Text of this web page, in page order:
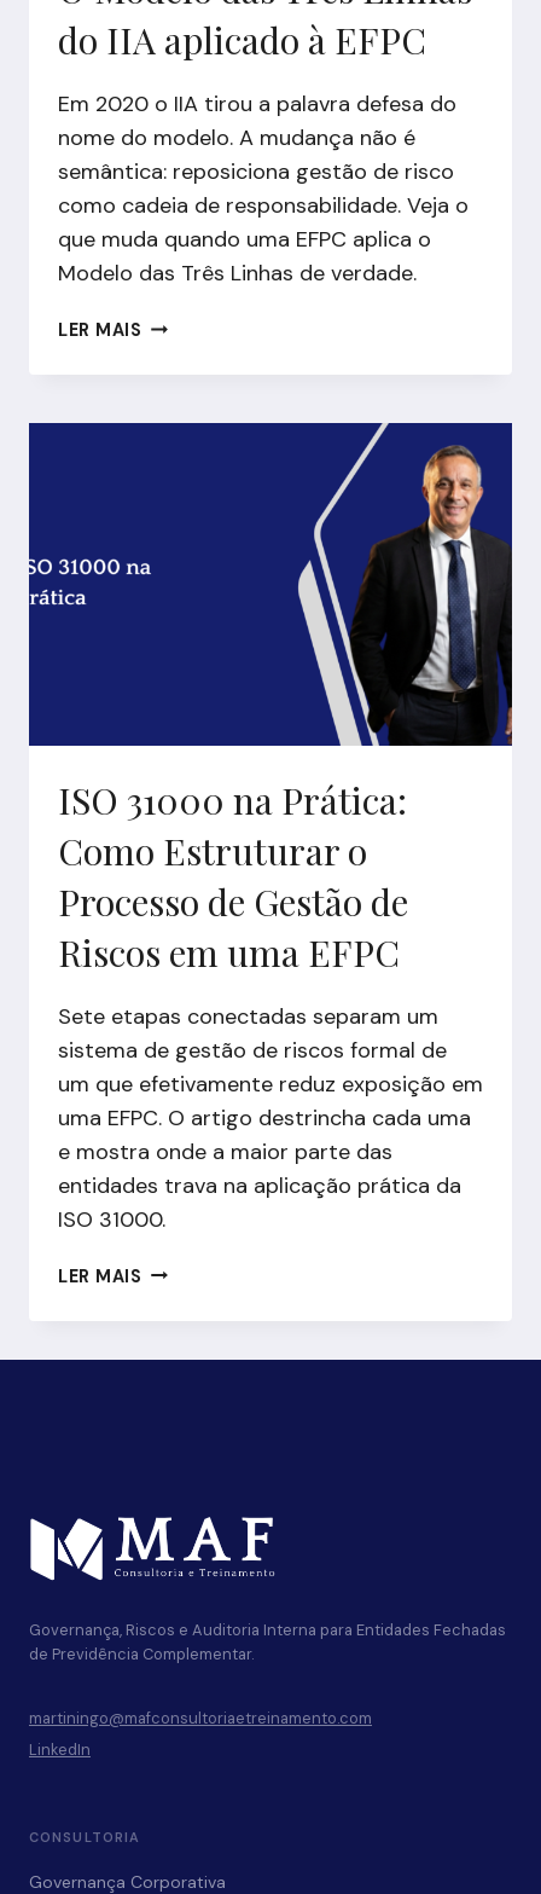
do IIA aplicado à EFPC
Em 2020 o IIA tirou a palavra defesa do
nome do modelo. A mudança não é
semântica: reposiciona gestão de risco
como cadeia de responsabilidade. Veja o
que muda quando uma EFPC aplica o
Modelo das Três Linhas de verdade.
LER MAIS O
DAS
EFPC
ISO 31000 na Prática:
Como Estruturar o
Processo de Gestão de
Riscos em uma EFPC
Sete etapas conectadas separam um
sistema de gestão de riscos formal de
um que efetivamente reduz exposição em
uma EFPC. O artigo destrincha cada uma
e mostra onde a maior parte das
entidades trava na aplicação prática da
ISO 31000.
LER MAIS ISO
NA
GESTÃO
DE
RISCOS
UMA
EFPC
Governança, Riscos e Auditoria Interna para Entidades Fechadas
de Previdência Complementar.
martiningo@mafconsultoriaetreinamento.com
LinkedIn
CONSULTORIA
Governança Corporativa